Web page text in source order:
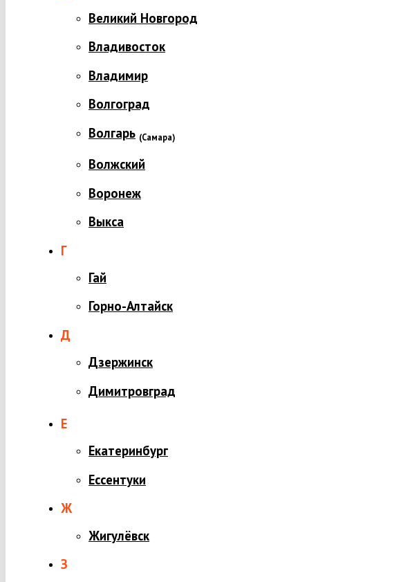
Великий Новгород
Владивосток
Владимир
Волгоград
Волгарь (Самара)
Волжский
Воронеж
Выкса
Г
Гай
Горно-Алтайск
Д
Дзержинск
Димитровград
Е
Екатеринбург
Ессентуки
Ж
Жигулёвск
З